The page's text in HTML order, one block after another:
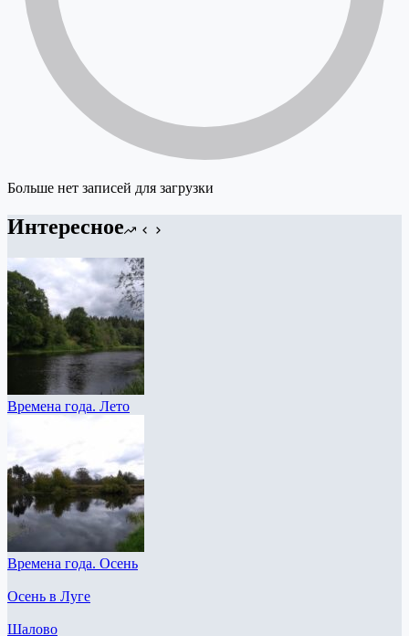
Больше нет записей для загрузки
Интересное
Времена года. Лето
Времена года. Осень
Осень в Луге
Шалово